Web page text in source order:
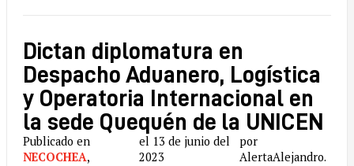
Dictan diplomatura en
Despacho Aduanero, Logística
y Operatoria Internacional en
la sede Quequén de la UNICEN
Publicado en
NECOCHEA,
el 13 de junio del
2023
por
AlertaAlejandro.